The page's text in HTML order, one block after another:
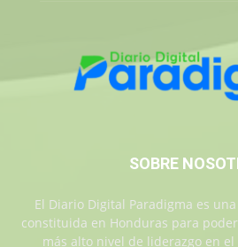
SOBRE
El Diario Digital Paradigma es
constituida en Honduras para
más alto nivel de liderazgo en